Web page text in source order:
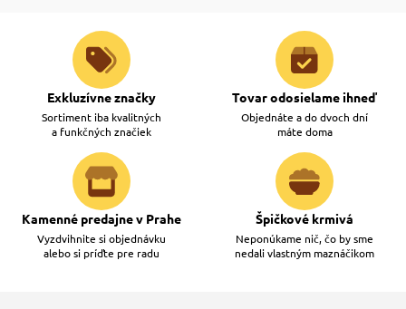
Exkluzívne značky
Sortiment iba kvalitných
a funkčných značiek
Tovar odosielame ihneď
Objednáte a do dvoch dní
máte doma
Kamenné predajne v Prahe
Vyzdvihnite si objednávku
alebo si príďte pre radu
Špičkové krmivá
Neponúkame nič, čo by sme
nedali vlastným maznáčikom